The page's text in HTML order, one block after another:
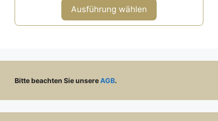
n
5
Ausführung wählen
Bitte beachten Sie unsereAGB.